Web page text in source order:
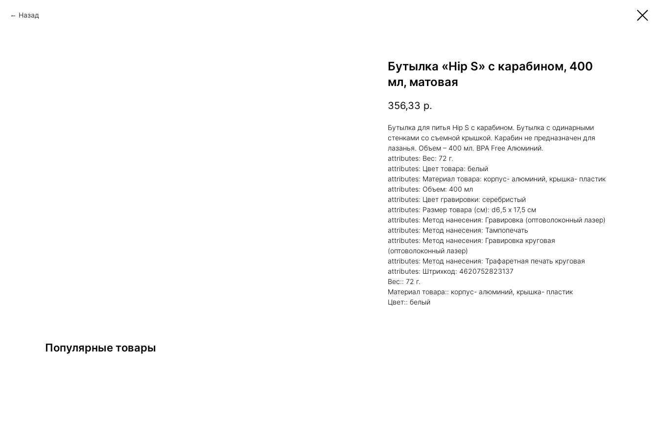
Назад
Бутылка «Hip S» с карабином, 400
мл, матовая
356,33 р.
Бутылка для питья Hip S с карабином. Бутылка с одинарными
стенками со съемной крышкой. Карабин не предназначен для
лазанья. Объем – 400 мл. BPA Free Алюминий.
attributes: Вес: 72 г.
attributes: Цвет товара: белый
attributes: Материал товара: корпус- алюминий, крышка- пластик
attributes: Объем: 400 мл
attributes: Цвет гравировки: серебристый
attributes: Размер товара (см): d6,5 х 17,5 см
attributes: Метод нанесения: Гравировка (оптоволоконный лазер)
attributes: Метод нанесения: Тампопечать
attributes: Метод нанесения: Гравировка круговая
(оптоволоконный лазер)
attributes: Метод нанесения: Трафаретная печать круговая
attributes: Штрихкод: 4620752823137
Вес:: 72 г.
Материал товара:: корпус- алюминий, крышка- пластик
Цвет:: белый
Популярные товары